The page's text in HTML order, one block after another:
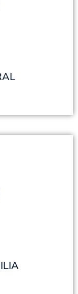
de
-
Sindical
perjuicios en
Usucapión
Intestato -